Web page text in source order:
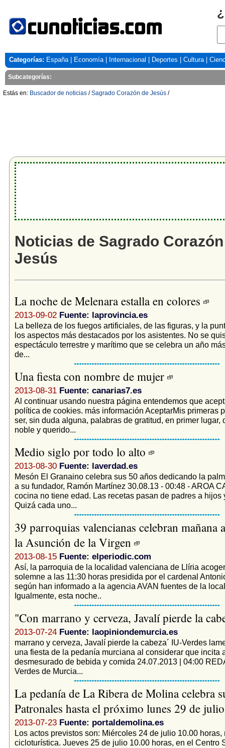
Categorías: España| Economía| Internacional Deportes Cultura|
Subcategorías:
Estás en: Buscador de noticias /Sagrado Corazón de Jesús /
Noticias de Sagrado
Jesús
La noche de Melenara estalla en colores
2013-09-02 Fuente: laprovincia.es
La belleza de los fuegos artificiales, de las figuras, y la
los aspectos más destacados por los asistentes. No se
espectáculo terrestre y marítimo que se celebra un año
de...
Una fiesta con nombre de mujer
2013-08-31 Fuente: canarias7.es
Al continuar usando nuestra página entendemos que
política de cookies. más información AceptarMis primeras
ser, sin duda alguna, palabras de gratitud, en primer lugar,
noble y querido...
Medio siglo por todo lo alto
2013-08-30 Fuente: laverdad.es
Mesón El Granaino celebra sus 50 años dedicando la
a su fundador, Ramón Martínez 30.08.13 - 00:48 - AROA
cocina no tiene edad. Las recetas pasan de padres a hijos
Quizá cada uno...
39 parroquias valencianas celebran mañana
la Asunción de la Virgen
2013-08-15 Fuente: elperiodic.com
Así, la parroquia de la localidad valenciana de Llíria
solemne a las 11:30 horas presidida por el cardenal
según han informado a la agencia AVAN fuentes de la
Igualmente, esta noche..
"Con marrano y cerveza, Javalí pierde la
2013-07-24 Fuente: laopiniondemurcia.es
marrano y cerveza, Javalí pierde la cabeza´ IU-Verdes
una fiesta de la pedanía murciana al considerar que incita
desmesurado de bebida y comida 24.07.2013 | 04:00
Verdes de Murcia...
La pedanía de La Ribera de Molina celebra
Patronales hasta el próximo lunes 29 de
2013-07-23 Fuente: portaldemolina.es
Los actos previstos son: Miércoles 24 de julio 10.00 horas,
cicloturística. Jueves 25 de julio 10.00 horas, en el Centro